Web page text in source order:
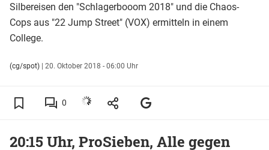
Silbereisen den "Schlagerbooom 2018" und die Chaos-
Cops aus "22 Jump Street" (VOX) ermitteln in einem
College.
(cg/spot) | 20. Oktober 2018 - 06:00 Uhr
0
20:15 Uhr, ProSieben, Alle gegen